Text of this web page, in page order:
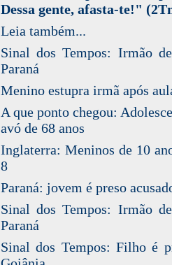
Dessa gente, afasta-te!"
Leia também...
Sinal dos Tempos: Irmão
Paraná
Menino estupra irmã após
A que ponto chegou:
avó de 68 anos
Inglaterra: Meninos de 10
8
Paraná: jovem é preso
Sinal dos Tempos: Irmão
Paraná
Sinal dos Tempos: Filho é